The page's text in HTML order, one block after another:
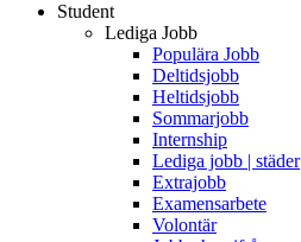
Student
Lediga Jobb
Populära Jobb
Deltidsjobb
Heltidsjobb
Sommarjobb
Internship
Lediga jobb | städer
Extrajobb
Examensarbete
Volontär